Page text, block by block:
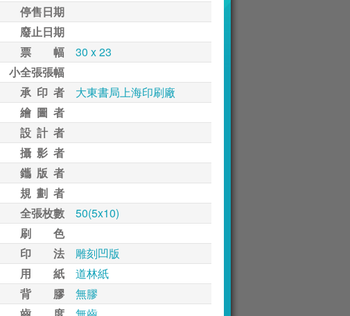
停售日期
廢止日期
票 幅
30 x 23
小全張張幅
承 印 者
大東書局上海印刷廠
繪 圖 者
設 計 者
攝 影 者
鑴 版 者
規 劃 者
全張枚數
50(5x10)
刷 色
印 法
雕刻凹版
用 紙
道林紙
背 膠
無膠